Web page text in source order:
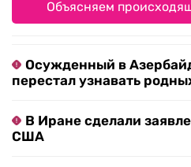
Объясняем
Осужденный в
перестал узнавать
В Иране сделали
США